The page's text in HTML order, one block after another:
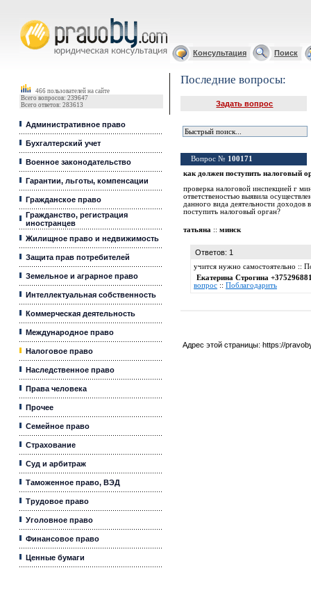
Консультация Поиск
466 пользователей на сайте
Всего вопросов: 239647
Всего ответов: 283613
Административное право
Бухгалтерский учет
Военное законодательство
Гарантии, льготы, компенсации
Гражданское право
Гражданство, регистрация
иностранцев
Жилищное право и недвижимость
Защита прав потребителей
Земельное и аграрное право
Интеллектуальная собственность
Коммерческая деятельность
Международное право
Налоговое право
Наследственное право
Права человека
Прочее
Семейное право
Страхование
Суд и арбитраж
Таможенное право, ВЭД
Трудовое право
Уголовное право
Финансовое право
Ценные бумаги
Последние вопросы:
Задать вопрос
Вопрос № 100171
как должен поступить налоговый
проверка налоговой инспекцией г
ответственостью выявила
данного вида деятельности
поступить налоговый орган?
татьяна :: минск
Ответов: 1
учится нужно самостоятельно ::
Екатерина Строгина
вопрос :: Поблагодарить
Адрес этой страницы: https://